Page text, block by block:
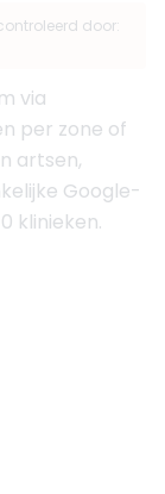
door:
via
per zone of
artsen,
Google-
klinieken.